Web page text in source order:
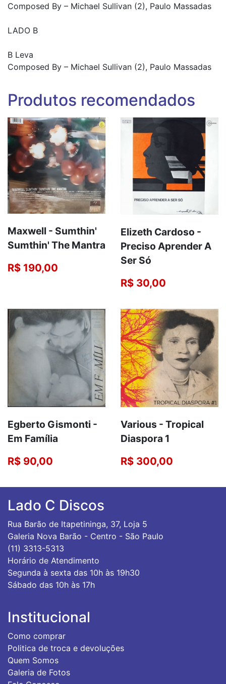
Composed By – Michael Sullivan (2), Paulo Massadas
LADO B
B Leva
Composed By – Michael Sullivan (2), Paulo Massadas
Produtos recomendados
Maxwell - Sumthin'
Sumthin' The Mantra
R$ 190,00
Elizeth Cardoso -
Preciso Aprender A
Ser Só
R$ 30,00
Egberto Gismonti -
Em Família
R$ 90,00
Various - Tropical
Diaspora 1
R$ 300,00
Lado C Discos
Rua Barão de Itapetininga, 37, Loja 5
Galeria Nova Barão - Centro - São Paulo
(11) 3313-5313
Horário de Atendimento
Segunda à sexta das 10h às 19h30
Sábado das 10h às 17h
Institucional
Como comprar
Politica de troca e devoluções
Quem Somos
Galeria de Fotos